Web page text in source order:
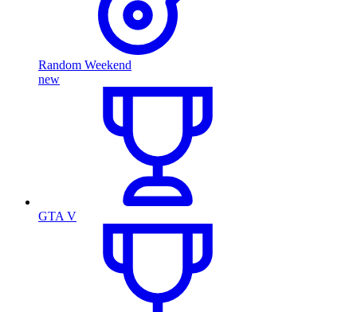
Random Weekend
new
GTA V